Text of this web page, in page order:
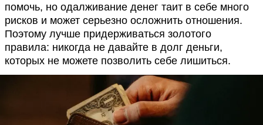
помочь, но одалживание денег таит в себе много
рисков и может серьезно осложнить отношения.
Поэтому лучше придерживаться золотого
правила: никогда не давайте в долг деньги,
которых не можете позволить себе лишиться.